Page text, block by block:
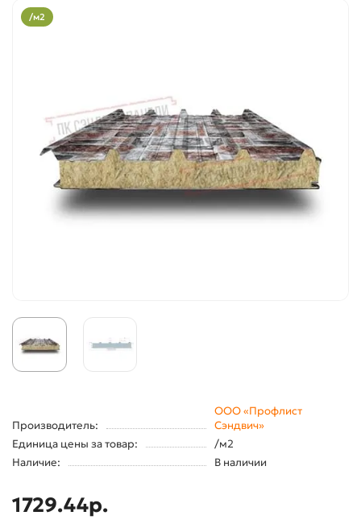
/м2
Производитель:
ООО «Профлист
Сэндвич»
Единица цены за товар:
/м2
Наличие:
В наличии
1729.44р.